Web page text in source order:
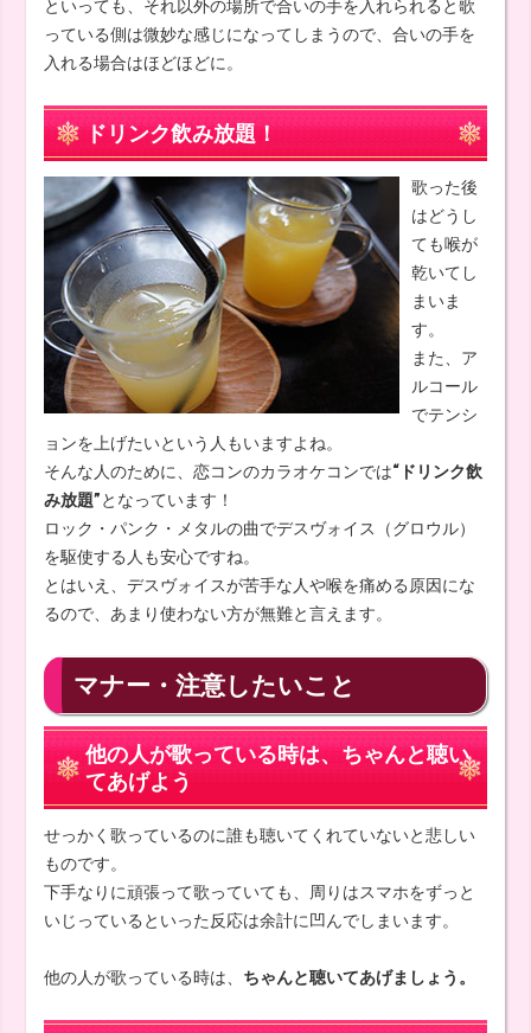
といっても、それ以外の場所で合いの手を入れられると歌
っている側は微妙な感じになってしまうので、合いの手を
入れる場合はほどほどに。
ドリンク飲み放題！
歌った後
はどうし
ても喉が
乾いてし
まいま
す。
また、ア
ルコール
でテンシ
ョンを上げたいという人もいますよね。
そんな人のために、恋コンのカラオケコンでは“ドリンク飲
み放題”となっています！
ロック・パンク・メタルの曲でデスヴォイス（グロウル）
を駆使する人も安心ですね。
とはいえ、デスヴォイスが苦手な人や喉を痛める原因にな
るので、あまり使わない方が無難と言えます。
マナー・注意したいこと
他の人が歌っている時は、ちゃんと聴い
てあげよう
せっかく歌っているのに誰も聴いてくれていないと悲しい
ものです。
下手なりに頑張って歌っていても、周りはスマホをずっと
いじっているといった反応は余計に凹んでしまいます。
他の人が歌っている時は、 ちゃんと聴いてあげましょう。